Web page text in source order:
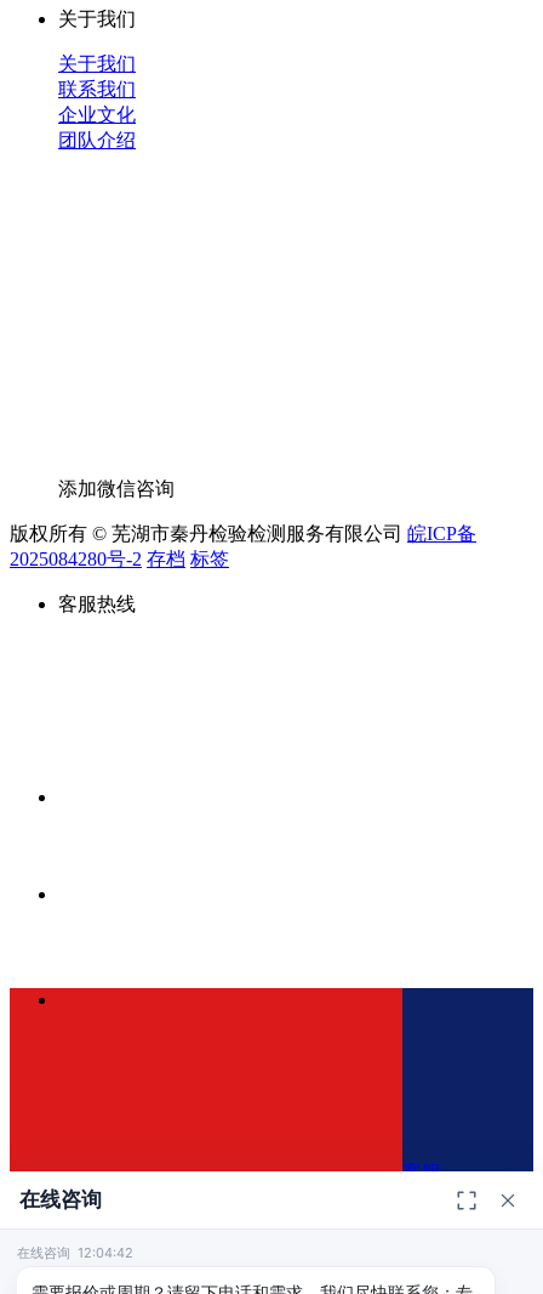
关于我们
关于我们
联系我们
企业文化
团队介绍
添加微信咨询
版权所有 © 芜湖市秦丹检验检测服务有限公司 皖ICP备
2025084280号-2 存档 标签
客服热线
400-110-0821
客服
在线咨询
在线咨询 12:04:42